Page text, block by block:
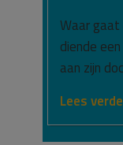
Waar gaat
diende
aan zijn
Lees